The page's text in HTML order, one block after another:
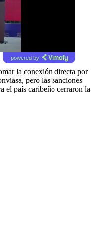
powered by
la conexión directa por
pero las sanciones
el país caribeño cerraron la